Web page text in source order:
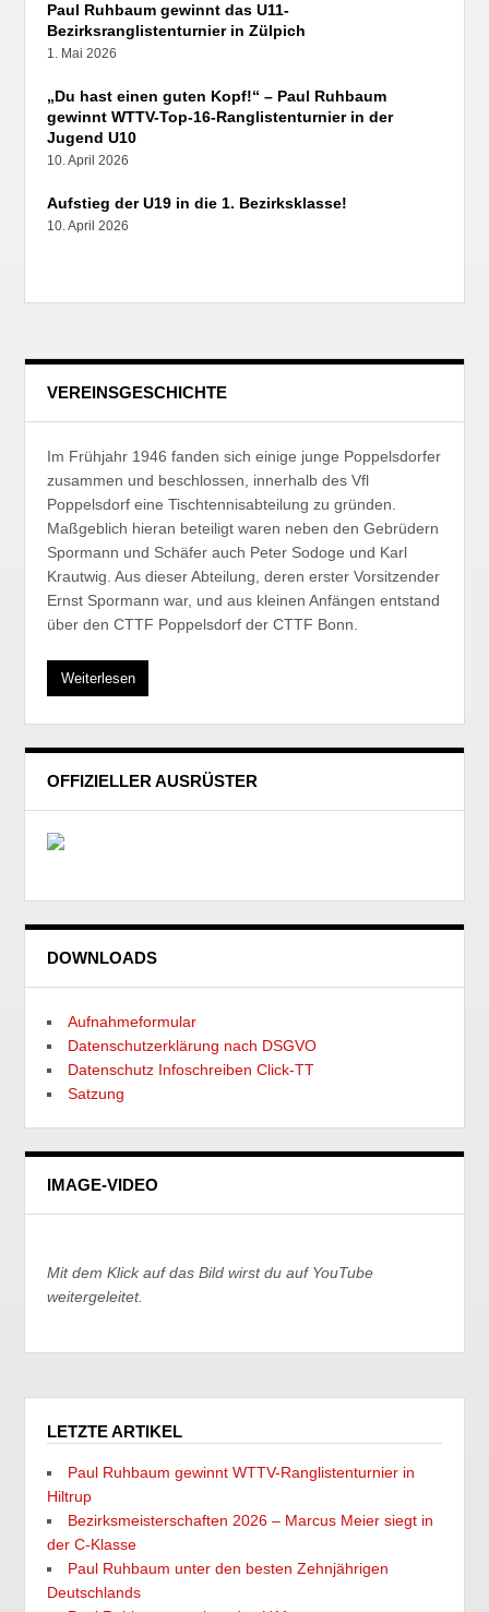
Paul Ruhbaum gewinnt das U11-
Bezirksranglistenturnier in Zülpich
1. Mai 2026
„Du hast einen guten Kopf!“ – Paul Ruhbaum
gewinnt WTTV-Top-16-Ranglistenturnier in der
Jugend U10
10. April 2026
Aufstieg der U19 in die 1. Bezirksklasse!
10. April 2026
VEREINSGESCHICHTE
Im Frühjahr 1946 fanden sich einige junge Poppelsdorfer
zusammen und beschlossen, innerhalb des Vfl
Poppelsdorf eine Tischtennisabteilung zu gründen.
Maßgeblich hieran beteiligt waren neben den Gebrüdern
Spormann und Schäfer auch Peter Sodoge und Karl
Krautwig. Aus dieser Abteilung, deren erster Vorsitzender
Ernst Spormann war, und aus kleinen Anfängen entstand
über den CTTF Poppelsdorf der CTTF Bonn.
Weiterlesen
OFFIZIELLER AUSRÜSTER
DOWNLOADS
Aufnahmeformular
Datenschutzerklärung nach DSGVO
Datenschutz Infoschreiben Click-TT
Satzung
IMAGE-VIDEO
Mit dem Klick auf das Bild wirst du auf YouTube
weitergeleitet.
LETZTE ARTIKEL
Paul Ruhbaum gewinnt WTTV-Ranglistenturnier in
Hiltrup
Bezirksmeisterschaften 2026 – Marcus Meier siegt in
der C-Klasse
Paul Ruhbaum unter den besten Zehnjährigen
Deutschlands